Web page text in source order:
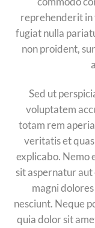
reprehenderit in
fugiat nulla
non proident,
Sed ut
voluptatem
totam rem
veritatis et
explicabo. Nemo
sit aspernatur
magni
nesciunt. Neque
quia dolor sit